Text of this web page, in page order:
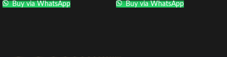
Buy via WhatsApp
Buy via WhatsApp